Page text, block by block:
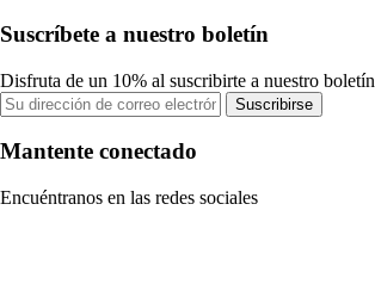
Suscríbete a nuestro boletín
Disfruta de un 10% al suscribirte a nuestro boletín
Suscribirse
Mantente conectado
Encuéntranos en las redes sociales